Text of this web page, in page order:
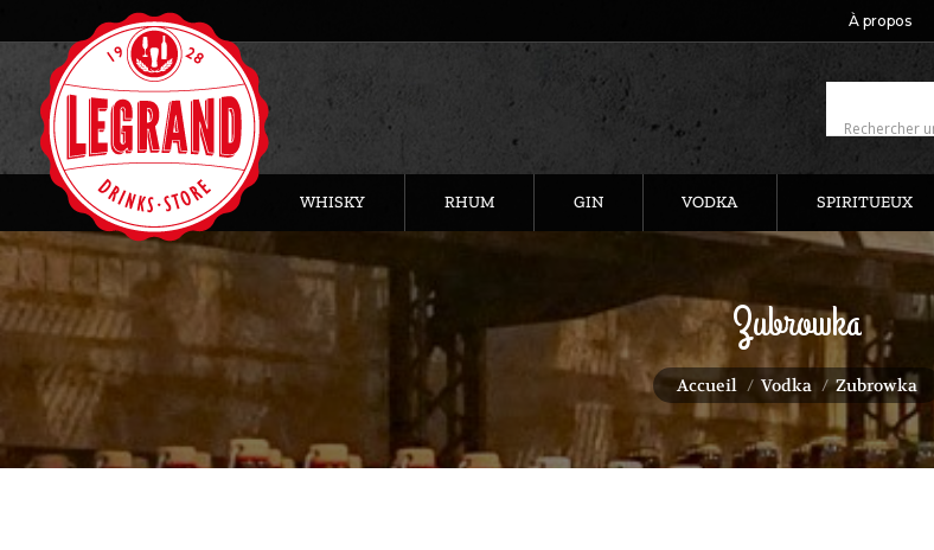
À propos
WHISKY RHUM GIN VODKA SPIRITUEUX
Zubrowka
Vous êtes ici :
Accueil Vodka Zubrowka